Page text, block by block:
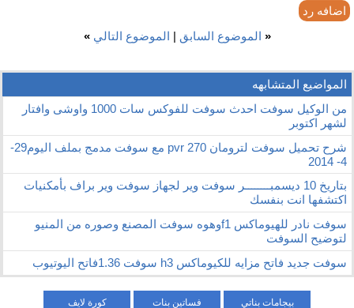
اضافه رد
« الموضوع السابق | الموضوع التالي »
المواضيع المتشابهه
من الوكيل سوفت احدث سوفت للفوكس سات 1000 واوشى وافتار
لشهر اكتوبر
شرح تحميل سوفت لترومان 270 pvr مع سوفت مدمج بملف اليوم29-
4- 2014
بتاريخ 10 ديسمبــــــــر سوفت وير لجهاز سوفت وير براف بأمكنيات
اكتشفها انت بنفسك
سوفت نادر للهيوماكس f1وهوه سوفت المصنع وصوره من المنيو
لتوضيح السوفت
سوفت جديد فاتح مزايه للكيوماكس h3 سوفت 1.36فاتح اليوتيوب
بيجامات بناتي فساتين بنات كورة لايف